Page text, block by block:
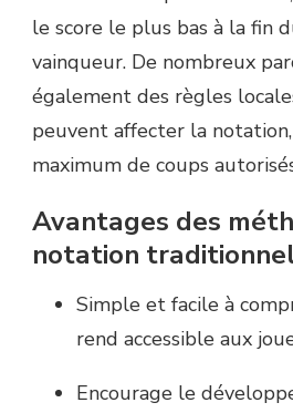
le score le plus bas à la fin
vainqueur. De nombreux
également des règles
peuvent affecter la
maximum de coups
Avantages des
notation
Simple et facile à
rend accessible aux
Encourage le